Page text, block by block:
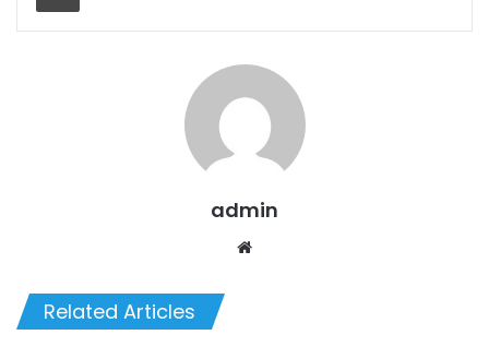
admin
Related Articles